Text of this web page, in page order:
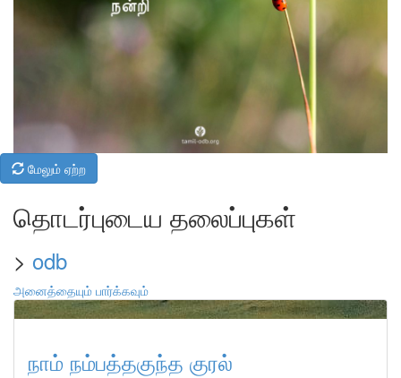
மேலும் ஏற்ற
தொடர்புடைய தலைப்புகள்
> odb
அனைத்தையும் பார்க்கவும்
நாம் நம்பத்தகுந்த குரல்